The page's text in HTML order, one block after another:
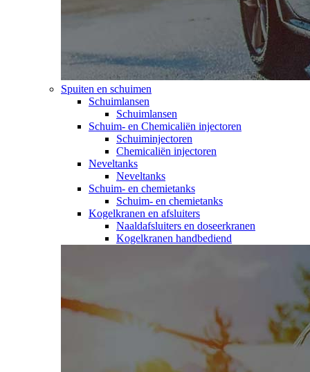
Spuiten en schuimen
Schuimlansen
Schuimlansen
Schuim- en Chemicaliën injectoren
Schuiminjectoren
Chemicaliën injectoren
Neveltanks
Neveltanks
Schuim- en chemietanks
Schuim- en chemietanks
Kogelkranen en afsluiters
Naaldafsluiters en doseerkranen
Kogelkranen handbediend